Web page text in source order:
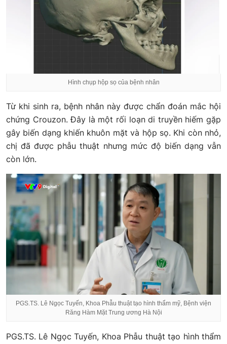
Hình chụp hộp sọ của bệnh nhân
Từ khi sinh ra, bệnh nhân này được chẩn đoán mắc hội
chứng Crouzon. Đây là một rối loạn di truyền hiếm gặp
gây biến dạng khiến khuôn mặt và hộp sọ. Khi còn nhỏ,
chị đã được phẫu thuật nhưng mức độ biến dạng vẫn
còn lớn.
PGS.TS. Lê Ngọc Tuyến, Khoa Phẫu thuật tạo hình thẩm mỹ, Bệnh viện
Răng Hàm Mặt Trung ương Hà Nội
PGS.TS. Lê Ngọc Tuyến, Khoa Phẫu thuật tạo hình thẩm